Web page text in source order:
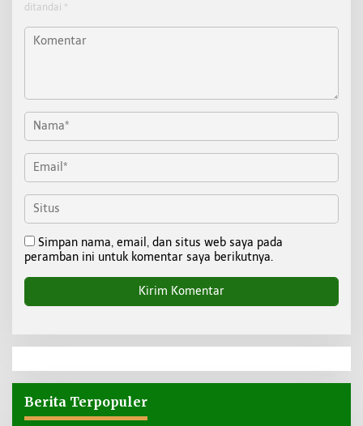
ditandai *
Simpan nama, email, dan situs web saya pada
peramban ini untuk komentar saya berikutnya.
Berita Terpopuler